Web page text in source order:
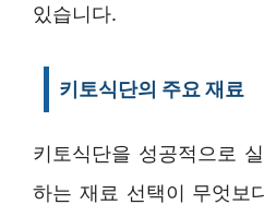
있습니다.
키토식단의 주요 재료
키토식단을 성공적으로
하는 재료 선택이 무엇보